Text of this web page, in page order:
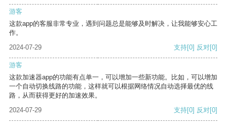
游客
这款app的客服非常专业，遇到问题总是能够及时解决，让我能够安心工
作。
2024-07-29
支持[0] 反对[0]
游客
这款加速器app的功能有点单一，可以增加一些新功能。比如，可以增加
一个自动切换线路的功能，这样就可以根据网络情况自动选择最优的线
路，从而获得更好的加速效果。
2024-07-29
支持[0] 反对[0]